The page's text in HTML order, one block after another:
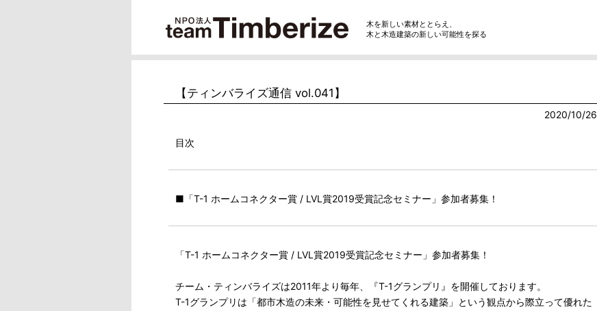
木を新しい素材ととらえ、
木と木造建築の新しい可能性を探る
【ティンバライズ通信 vol.041】
2020/10/26
目次
■「T-1 ホームコネクター賞 / LVL賞2019受賞記念セミナー」参加者募集！
「T-1 ホームコネクター賞 / LVL賞2019受賞記念セミナー」参加者募集！
チーム・ティンバライズは2011年より毎年、『T-1グランプリ』を開催しております。
T-1グランプリは「都市木造の未来・可能性を見せてくれる建築」という観点から際立って優れた